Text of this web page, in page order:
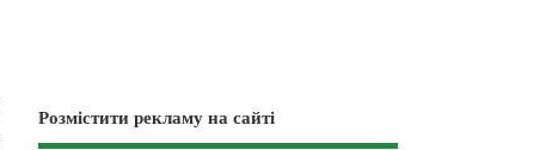
Розмістити рекламу на сайті